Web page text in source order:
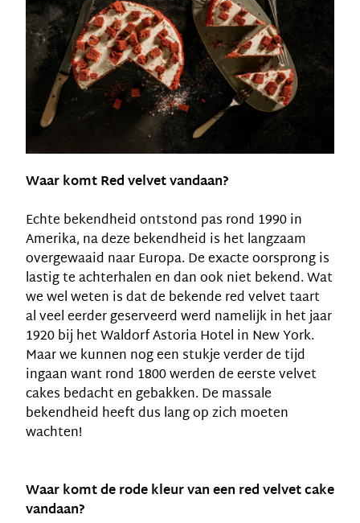
Waar komt Red velvet vandaan?
Echte bekendheid ontstond pas rond 1990 in
Amerika, na deze bekendheid is het langzaam
overgewaaid naar Europa. De exacte oorsprong is
lastig te achterhalen en dan ook niet bekend. Wat
we wel weten is dat de bekende red velvet taart
al veel eerder geserveerd werd namelijk in het jaar
1920 bij het Waldorf Astoria Hotel in New York.
Maar we kunnen nog een stukje verder de tijd
ingaan want rond 1800 werden de eerste velvet
cakes bedacht en gebakken. De massale
bekendheid heeft dus lang op zich moeten
wachten!
Waar komt de rode kleur van een red velvet cake
vandaan?